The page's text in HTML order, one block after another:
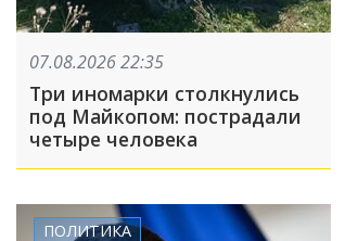
07.08.2026 22:35
Три иномарки столкнулись
под Майкопом: пострадали
четыре человека
ПОЛИТИКА